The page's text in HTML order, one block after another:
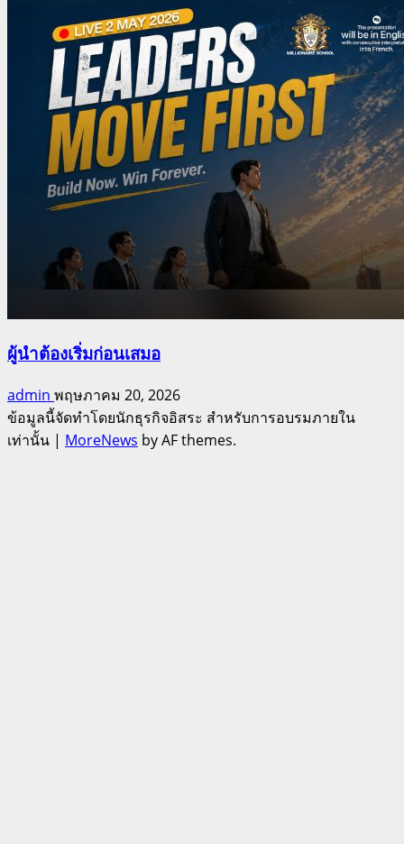
ผู้นำต้องเริ่มก่อนเสมอ
admin พฤษภาคม 20, 2026
ข้อมูลนี้จัดทำโดยนักธุรกิจอิสระ สำหรับการอบรมภายใน
เท่านั้น | MoreNews by AF themes.